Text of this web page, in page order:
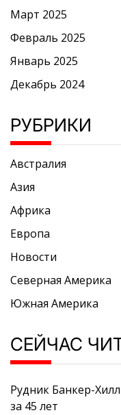
Март 2025
Февраль 2025
Январь 2025
Декабрь 2024
РУБРИКИ
Австралия
Азия
Африка
Европа
Новости
Северная Америка
Южная Америка
СЕЙЧАС
Рудник Банкер-
за 45 лет